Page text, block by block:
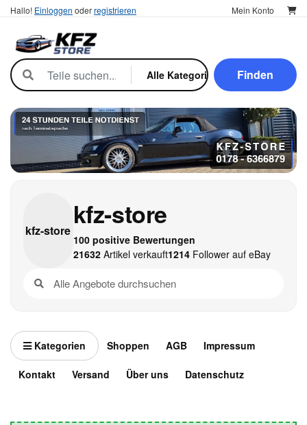
Hallo! Einloggen oderregistrieren Mein Konto
Finden
kfz-store
kfz-store
100 positive Bewertungen
21632Artikel verkauft1214Follower auf eBay
Kategorien Shoppen AGB Impressum
Kontakt Versand Über uns Datenschutz